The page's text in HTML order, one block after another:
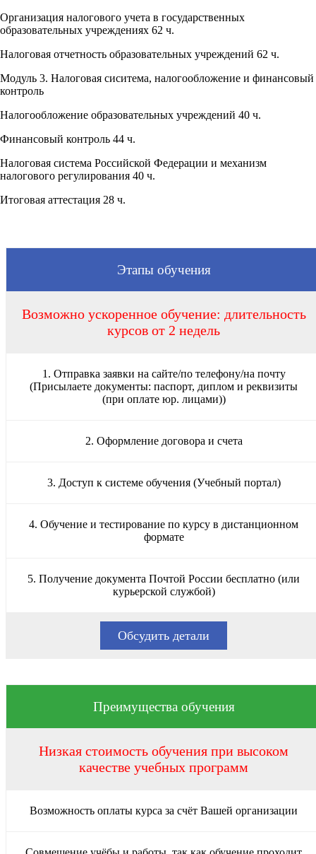
Организация налогового учета в государственных
образовательных учреждениях 62 ч.
Налоговая отчетность образовательных учреждений 62 ч.
Модуль 3. Налоговая сиситема, налогообложение и финансовый
контроль
Налогообложение образовательных учреждений 40 ч.
Финансовый контроль 44 ч.
Налоговая система Российской Федерации и механизм
налогового регулирования 40 ч.
Итоговая аттестация 28 ч.
Этапы обучения
Возможно ускоренное обучение: длительность
курсов от 2 недель
1. Отправка заявки на сайте/по телефону/на почту
(Присылаете документы: паспорт, диплом и реквизиты
(при оплате юр. лицами))
2. Оформление договора и счета
3. Доступ к системе обучения (Учебный портал)
4. Обучение и тестирование по курсу в дистанционном
формате
5. Получение документа Почтой России бесплатно (или
курьерской службой)
Обсудить детали
Преимущества обучения
Низкая стоимость обучения при высоком
качестве учебных программ
Возможность оплаты курса за счёт Вашей организации